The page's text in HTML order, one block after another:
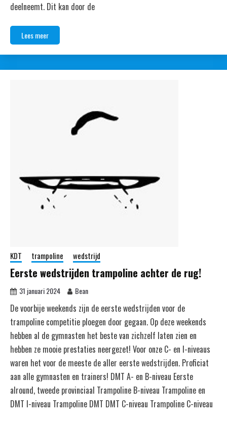
deelneemt. Dit kan door de
Lees meer
KDT trampoline wedstrijd
Eerste wedstrijden trampoline achter de rug!
31 januari 2024 Bean
De voorbije weekends zijn de eerste wedstrijden voor de
trampoline competitie ploegen door gegaan. Op deze weekends
hebben al de gymnasten het beste van zichzelf laten zien en
hebben ze mooie prestaties neergezet! Voor onze C- en I-niveaus
waren het voor de meeste de aller eerste wedstrijden. Proficiat
aan alle gymnasten en trainers! DMT A- en B-niveau Eerste
alround, tweede provinciaal Trampoline B-niveau Trampoline en
DMT I-niveau Trampoline DMT DMT C-niveau Trampoline C-niveau